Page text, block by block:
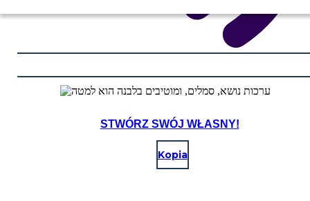
STWÓRZ SWÓJ WŁASNY!
Kopia